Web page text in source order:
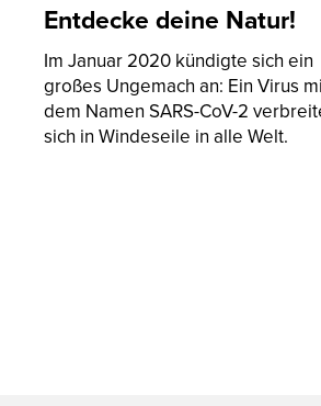
Natur!
sich ein
Ein Virus mit
CoV-2 verbreitete
alle Welt.
– Lauf
Das
2019 steht
allem, was